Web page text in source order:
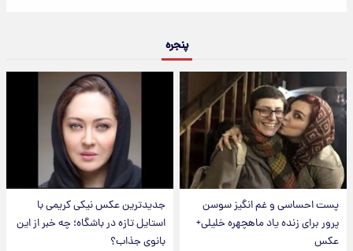
پنجره
پست احساسی و غم انگیز سوسن
پرور برای زنده یاد ماهچهره خلیلی+
عکس
جدیدترین عکس نیکی کریمی با
استایل تازه در باشگاه؛ چه خبر از این
بانوی جذاب؟